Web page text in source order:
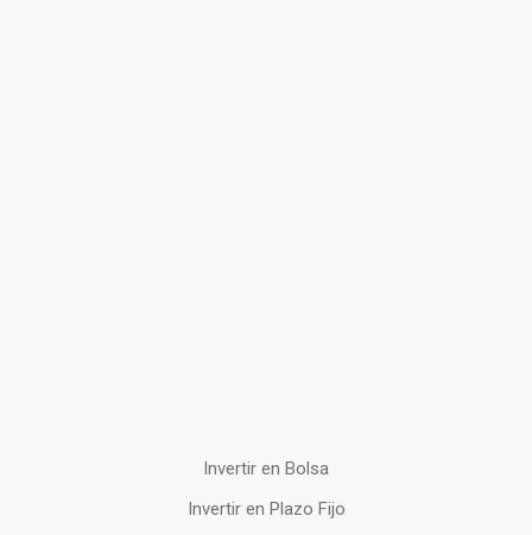
Invertir en Bolsa
Invertir en Plazo Fijo